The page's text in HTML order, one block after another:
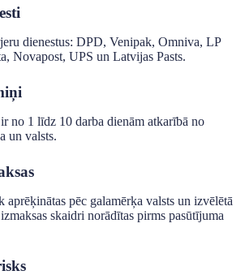
dienestus: DPD, Venipak, Omniva, LP
Novapost, UPS un Latvijas Pasts.
no 1 līdz 10 darba dienām atkarībā no
un valsts.
aprēķinātas pēc galamērķa valsts un izvēlētā
skaidri norādītas pirms pasūtījuma